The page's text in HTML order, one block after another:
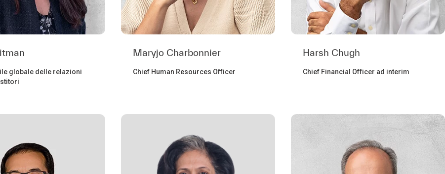
globale delle relazioni
Maryjo Charbonnier
Chief Human Resources Officer
Harsh Chugh
Chief Financial Officer ad interim